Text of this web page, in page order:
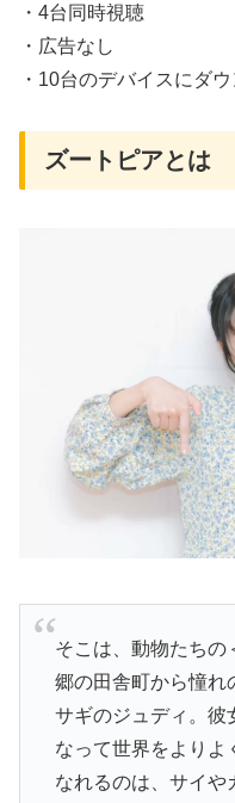
・4台同時視聴
・広告なし
・10台のデバイスにダ
ズートピアとは
そこは、動物たち
郷の田舎町から憧れ
サギのジュディ。彼
なって世界をよりよ
なれるのは、サイ